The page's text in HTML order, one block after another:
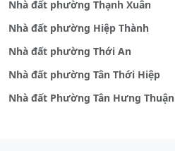
Nhà đất phường Thạnh Xuân
Nhà đất phường Hiệp Thành
Nhà đất phường Thới An
Nhà đất phường Tân Thới Hiệp
Nhà đất Phường Tân Hưng Thuận